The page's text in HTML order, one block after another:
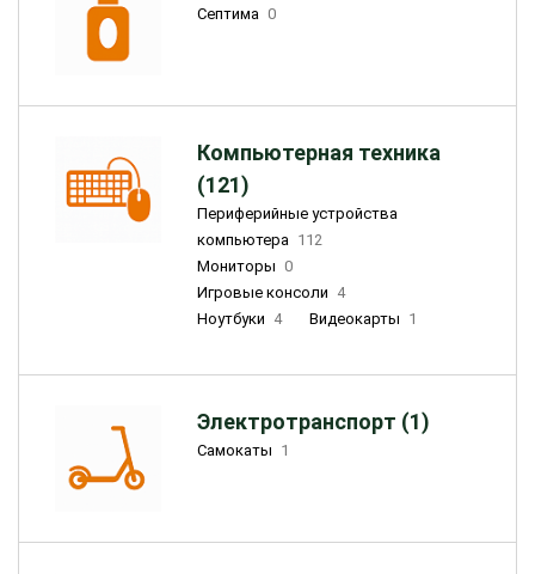
Септима 0
Компьютерная техника
(121)
Периферийные устройства
компьютера 112
Мониторы 0
Игровые консоли 4
Ноутбуки 4 Видеокарты 1
Электротранспорт (1)
Самокаты 1